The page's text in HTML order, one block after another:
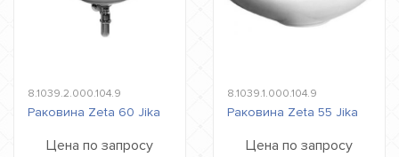
8.1039.2.000.104.9
Раковина Zeta 60 Jika
Цена по запросу
8.1039.1.000.104.9
Раковина Zeta 55 Jika
Цена по запросу